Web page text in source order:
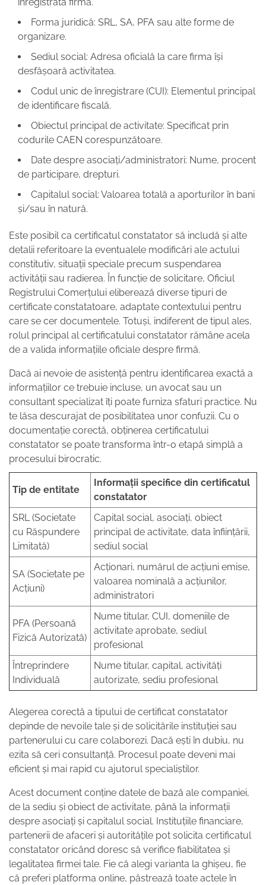
Forma juridică: SRL, SA, PFA sau alte forme de
organizare.
Sediul social: Adresa oficială la care firma își
desfășoară activitatea.
Codul unic de înregistrare (CUI): Elementul principal
de identificare fiscală.
Obiectul principal de activitate: Specificat prin
codurile CAEN corespunzătoare.
Date despre asociați/administratori: Nume, procent
de participare, drepturi.
Capitalul social: Valoarea totală a aporturilor în bani
și/sau în natură.
Este posibil ca certificatul constatator să includă și alte
detalii referitoare la eventualele modificări ale actului
constitutiv, situații speciale precum suspendarea
activității sau radierea. În funcție de solicitare, Oficiul
Registrului Comerțului eliberează diverse tipuri de
certificate constatatoare, adaptate contextului pentru
care se cer documentele. Totuși, indiferent de tipul ales,
rolul principal al certificatului constatator rămâne acela
de a valida informațiile oficiale despre firmă.
Dacă ai nevoie de asistență pentru identificarea exactă a
informațiilor ce trebuie incluse, un avocat sau un
consultant specializat îți poate furniza sfaturi practice. Nu
te lăsa descurajat de posibilitatea unor confuzii. Cu o
documentație corectă, obținerea certificatului
constatator se poate transforma într-o etapă simplă a
procesului birocratic.
Tip de entitate
Informații specifice din certificatul
constatator
SRL (Societate
cu Răspundere
Limitată)
Capital social, asociați, obiect
principal de activitate, data înființării,
sediul social
SA (Societate pe
Acțiuni)
Acționari, numărul de acțiuni emise,
valoarea nominală a acțiunilor,
administratori
PFA (Persoană
Fizică Autorizată)
Nume titular, CUI, domeniile de
activitate aprobate, sediul
profesional
Întreprindere
Individuală
Nume titular, capital, activități
autorizate, sediu profesional
Alegerea corectă a tipului de certificat constatator
depinde de nevoile tale și de solicitările instituției sau
partenerului cu care colaborezi. Dacă ești în dubiu, nu
ezita să ceri consultanță. Procesul poate deveni mai
eficient și mai rapid cu ajutorul specialiștilor.
Acest document conține datele de bază ale companiei,
de la sediu și obiect de activitate, până la informații
despre asociați și capitalul social. Instituțiile financiare,
partenerii de afaceri și autoritățile pot solicita certificatul
constatator oricând doresc să verifice fiabilitatea și
legalitatea firmei tale. Fie că alegi varianta la ghișeu, fie
că preferi platforma online, păstrează toate actele în